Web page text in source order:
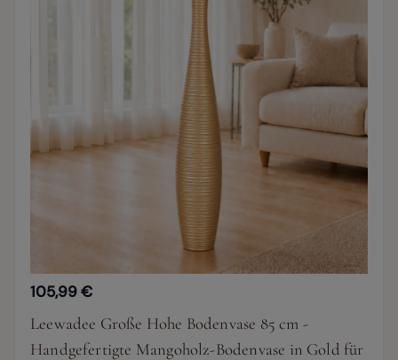
105,99 €
Leewadee Große Hohe Bodenvase 85 cm -
Handgefertigte Mangoholz-Bodenvase in Gold für